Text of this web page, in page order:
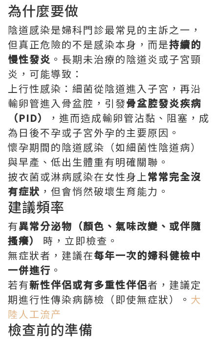
為什麼要做
陰道感染是婦科門診最常見的主訴之一，
但真正危險的不是感染本身，而是持續的
慢性發炎 。長期未治療的陰道炎或子宮頸
炎，可能導致：
上行性感染：細菌從陰道進入子宮，再沿
輸卵管進入骨盆腔，引發骨盆腔發炎疾病
（PID）
，進而造成輸卵管沾黏、阻塞，成
為日後不孕或子宮外孕的主要原因。
懷孕期間的陰道感染（如細菌性陰道病）
與早產、低出生體重有明確關聯。
披衣菌或淋病感染在女性身上常常完全沒
有症狀 ，但會悄然破壞生育能力。
建議頻率
有異常分泌物（顏色、氣味改變、或伴隨
搔癢）
時，立即檢查。
無症狀者，建議在每年一次的婦科健檢中
一併進行 。
若有新性伴侶或有多重性伴侶者，建議定
期進行性傳染病篩檢（即使無症狀）。 大
陸人工流产
檢查前的準備